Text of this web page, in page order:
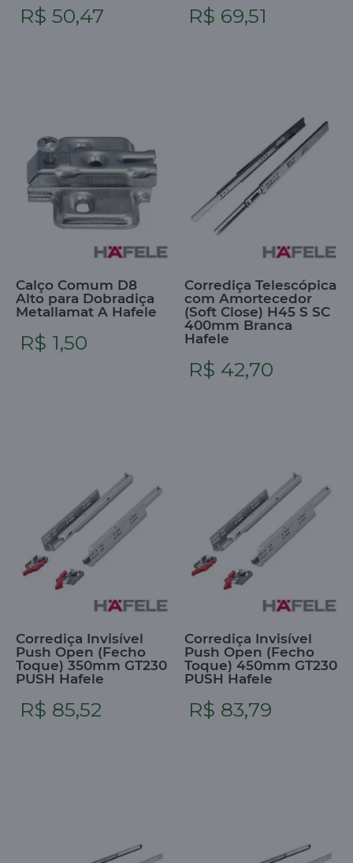
R$ 50,47 R$ 69,51
Calço Comum D8
Alto para Dobradiça
Metallamat A Hafele
R$ 1,50
Corrediça Telescópica
com Amortecedor
(Soft Close) H45 S SC
400mm Branca
Hafele
R$ 42,70
Corrediça Invisível
Push Open (Fecho
Toque) 350mm GT230
PUSH Hafele
R$ 85,52
Corrediça Invisível
Push Open (Fecho
Toque) 450mm GT230
PUSH Hafele
R$ 83,79